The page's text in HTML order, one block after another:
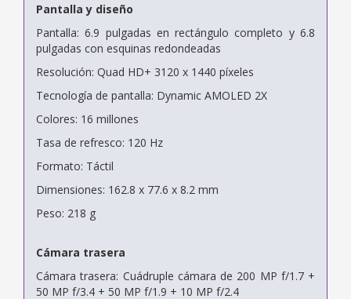
Pantalla y diseño
Pantalla: 6.9 pulgadas en rectángulo completo y 6.8
pulgadas con esquinas redondeadas
Resolución: Quad HD+ 3120 x 1440 píxeles
Tecnología de pantalla: Dynamic AMOLED 2X
Colores: 16 millones
Tasa de refresco: 120 Hz
Formato: Táctil
Dimensiones: 162.8 x 77.6 x 8.2 mm
Peso: 218 g
Cámara trasera
Cámara trasera: Cuádruple cámara de 200 MP f/1.7 +
50 MP f/3.4 + 50 MP f/1.9 + 10 MP f/2.4